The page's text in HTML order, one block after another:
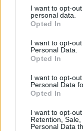
not limited to your
grant or deny
use your data for
consent section.
I want to opt-
personal data.
Opted In
I want to opt-
Personal Data.
Opted In
I want to opt-
Personal Data
Opted In
I want to opt-
Retention,
Personal Data